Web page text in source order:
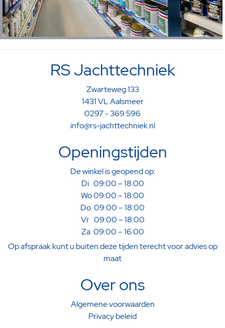
RS Jachttechniek
Zwarteweg 133
1431 VL Aalsmeer
0297 - 369 596
info@rs-jachttechniek.nl
Openingstijden
De winkel is geopend op:
Di 09:00 – 18:00
Wo 09:00 – 18:00
Do 09:00 – 18:00
Vr 09:00 – 18:00
Za 09:00 – 16:00
Op afspraak kunt u buiten deze tijden terecht voor advies op
maat
Over ons
Algemene voorwaarden
Privacy beleid